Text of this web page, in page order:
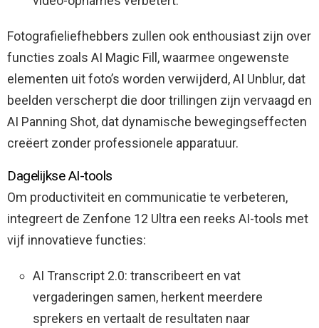
Fotografieliefhebbers zullen ook enthousiast zijn over
functies zoals AI Magic Fill, waarmee ongewenste
elementen uit foto’s worden verwijderd, AI Unblur, dat
beelden verscherpt die door trillingen zijn vervaagd en
AI Panning Shot, dat dynamische bewegingseffecten
creëert zonder professionele apparatuur.
Dagelijkse AI-tools
Om productiviteit en communicatie te verbeteren,
integreert de Zenfone 12 Ultra een reeks AI-tools met
vijf innovatieve functies:
AI Transcript 2.0: transcribeert en vat
vergaderingen samen, herkent meerdere
sprekers en vertaalt de resultaten naar